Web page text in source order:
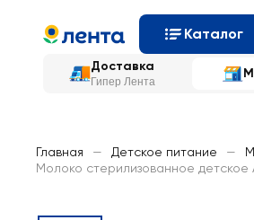
Каталог
Доставка
Гипер Лента
Главная — Детское питание —
Молоко стерилизованное